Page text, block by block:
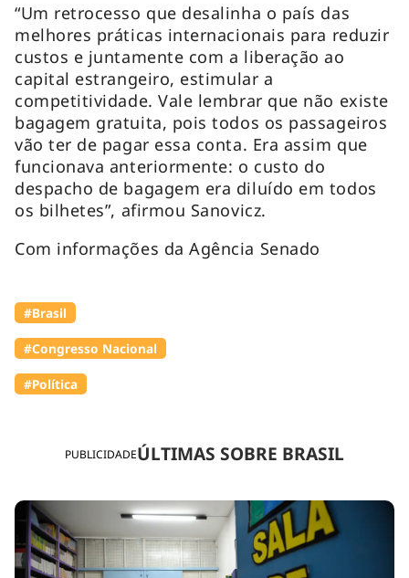
PUBLICIDADEÚLTIMAS SOBRE BRASIL
“Um retrocesso que desalinha o país das
melhores práticas internacionais para reduzir
custos e juntamente com a liberação ao
capital estrangeiro, estimular a
competitividade. Vale lembrar que não existe
bagagem gratuita, pois todos os passageiros
vão ter de pagar essa conta. Era assim que
funcionava anteriormente: o custo do
despacho de bagagem era diluído em todos
os bilhetes”, afirmou Sanovicz.
Com informações da Agência Senado
#Brasil
#Congresso Nacional
#Política